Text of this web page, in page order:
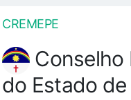
CREMEPE
Conselho
do Estado